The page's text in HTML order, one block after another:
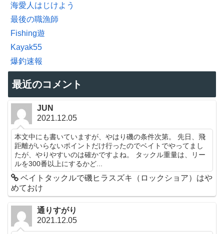
海愛人はじけよう
最後の職漁師
Fishing遊
Kayak55
爆釣速報
最近のコメント
JUN
2021.12.05
本文中にも書いていますが、やはり磯の条件次第。 先日、飛
距離がいらないポイントだけ行ったのでベイトでやってまし
たが、やりやすいのは確かですよね。 タックル重量は、リー
ルを300番以上にするかど...
ベイトタックルで磯ヒラスズキ（ロックショア）はや
めておけ
通りすがり
2021.12.05